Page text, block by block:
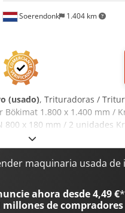
Soerendonk 1.404 km
(usado), Trituradoras /
1.800 x 1.400 mm /
x 180 mm / 2 unidades
/ Maschinenfabrik Liezen
Nord CNS 1.000 x 300
KSB 800 x 180 mm / IBAG
/ Zenith 600 x 400 mm /
- BB100 60 x 60 mm
maquinaria usada de
ahora desde 4,49 €*
millones de compradores